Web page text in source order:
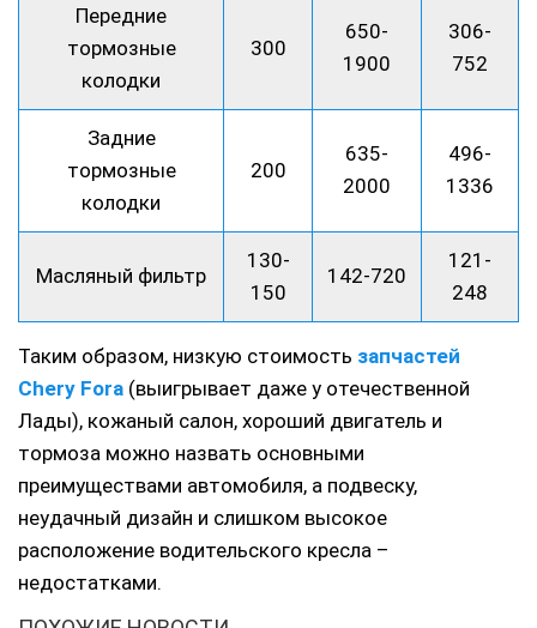
Передние
тормозные
колодки
300
650-
1900
306-
752
Задние
тормозные
колодки
200
635-
2000
496-
1336
Масляный фильтр
130-
150
142-720
121-
248
Таким образом, низкую стоимость запчастей
Chery Fora (выигрывает даже у отечественной
Лады), кожаный салон, хороший двигатель и
тормоза можно назвать основными
преимуществами автомобиля, а подвеску,
неудачный дизайн и слишком высокое
расположение водительского кресла –
недостатками.